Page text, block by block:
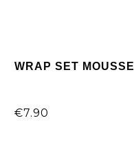
WRAP SET MOUSSE
€7.90